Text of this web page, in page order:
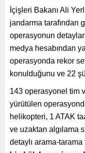
İçişleri Bakanı Ali
jandarma tarafından
operasyonun
medya hesabından
operasyonda rekor
konulduğunu ve 22
143 operasyonel tim
yürütülen
helikopteri, 1 ATAK
ve uzaktan algılama
detaylı arama-